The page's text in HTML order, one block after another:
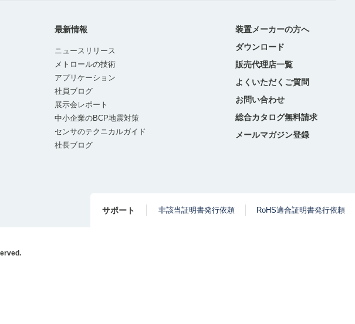
最新情報
ニュースリリース
メトロールの技術
アプリケーション
社員ブログ
展示会レポート
中小企業のBCP地震対策
センサのテクニカルガイド
社長ブログ
装置メーカーの方へ
ダウンロード
販売代理店一覧
よくいただくご質問
お問い合わせ
総合カタログ無料請求
メールマガジン登録
サポート 非該当証明書発行依頼 RoHS適合証明書発行依頼